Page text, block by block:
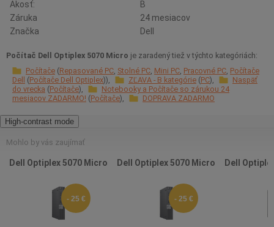
Akosť:
B
Záruka
24 mesiacov
Značka
Dell
Počítač Dell Optiplex 5070 Micro je zaradený tiež v týchto kategóriách:
Počítače Repasované PC Stolné PC Mini PC Pracovné PC Počítače
Dell
Počítače Dell Optiplex ZĽAVA - B kategórie PC
Naspäť
do vrecka Počítače
Notebooky a Počítače so zárukou 24
mesiacov ZADARMO! Počítače DOPRAVA ZADARMO
High-contrast mode
Mohlo by vás zaujímať
Dell Optiplex 5070 Micro
- 25 €
Dell Optiplex 5070 Micro
- 25 €
Dell